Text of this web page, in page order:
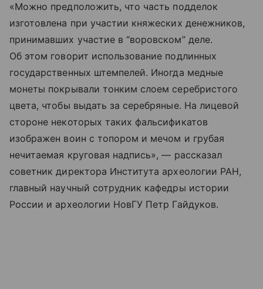
«Можно предположить, что часть подделок
изготовлена при участии княжеских денежников,
принимавших участие в “воровском” деле.
Об этом говорит использование подлинных
государственных штемпелей. Иногда медные
монеты покрывали тонким слоем серебристого
цвета, чтобы выдать за серебряные. На лицевой
стороне некоторых таких фальсификатов
изображен воин с топором и мечом и грубая
нечитаемая круговая надпись», — рассказал
советник директора Института археологии РАН,
главный научный сотрудник кафедры истории
России и археологии НовГУ Петр Гайдуков.